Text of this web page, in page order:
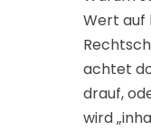
Wert auf
achtet
drauf,
wird